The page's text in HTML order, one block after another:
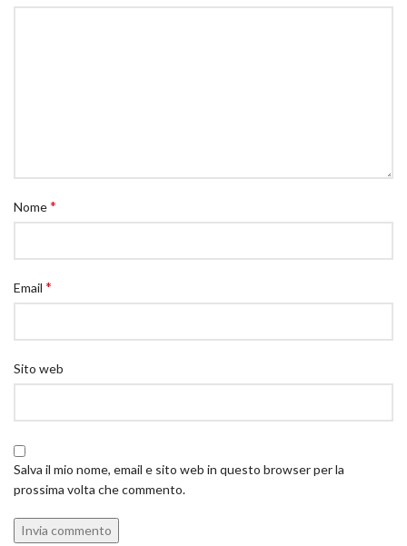
Nome*
Email *
Sito web
Salva il mio nome, email e sito web in questo browser per la
prossima volta che commento.